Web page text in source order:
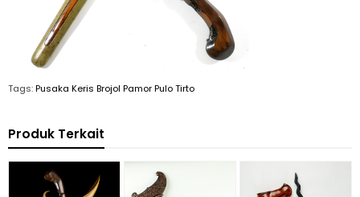
Tags:Pusaka Keris Brojol Pamor Pulo Tirto
Produk Terkait